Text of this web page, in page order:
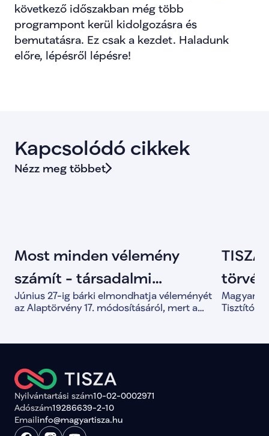
következő időszakban még több
programpont kerül kidolgozásra és
bemutatásra. Ez csak a kezdet. Haladunk
előre, lépésről lépésre!
Kapcsolódó cikkek
Nézz meg többet
Most minden vélemény
számít - társadalmi
egyeztetés indult az
Június 27-ig bárki elmondhatja véleményét
az Alaptörvény 17. módosításáról, mert a
TISZA
Magyar
Nyilvántartási szám10-02-0002971
Adószám19286639-2-10
Emailinfo@magyartisza.hu